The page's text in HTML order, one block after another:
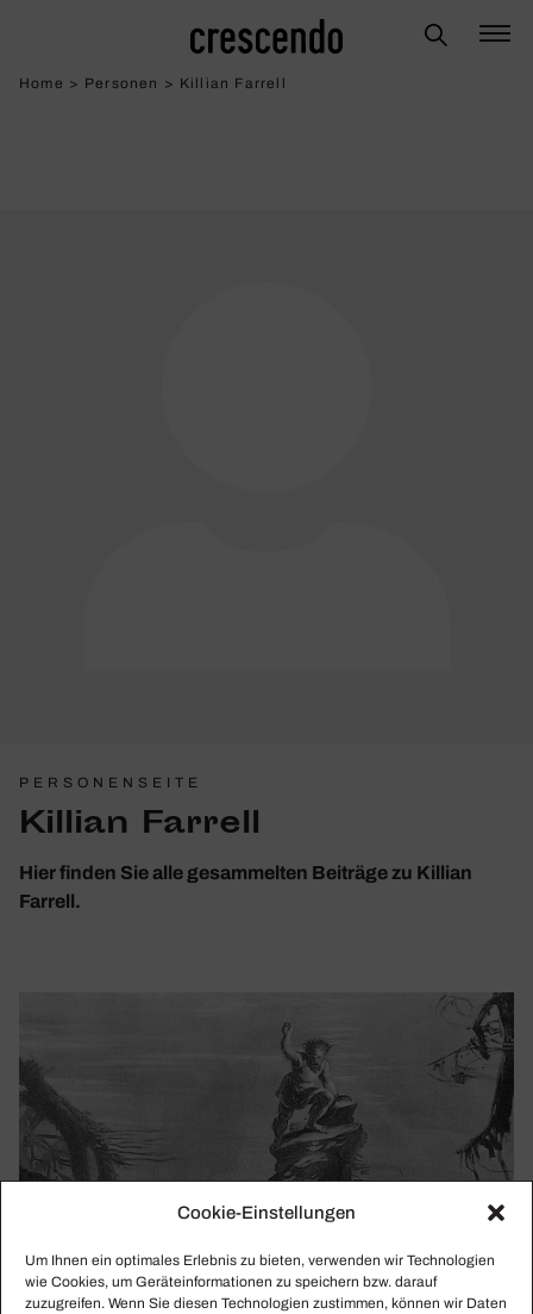
Cookie-Einstellungen
Um Ihnen ein optimales Erlebnis zu bieten, verwenden wir Technologien
wie Cookies, um Geräteinformationen zu speichern bzw. darauf
zuzugreifen. Wenn Sie diesen Technologien zustimmen, können wir Daten
Home > Personen > Killian Farrell
PERSONENSEITE
Killian Farrell
Hier finden Sie alle gesammelten Beiträge zu Killian
Farrell.